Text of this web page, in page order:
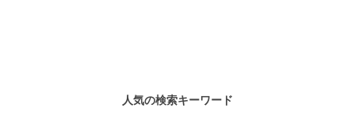
人気の検索キーワード